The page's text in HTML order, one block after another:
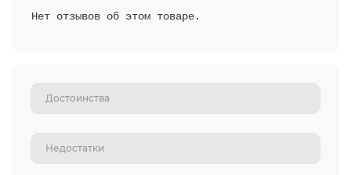
Нет отзывов об этом товаре.